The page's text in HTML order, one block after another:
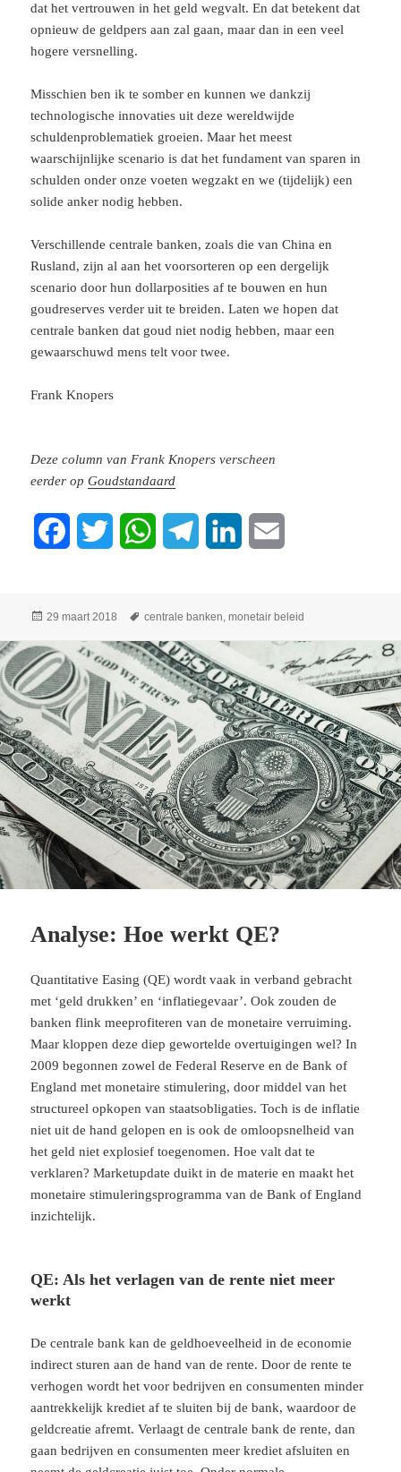
dat het vertrouwen in het geld wegvalt. En dat betekent dat
opnieuw de geldpers aan zal gaan, maar dan in een veel
hogere versnelling.
Misschien ben ik te somber en kunnen we dankzij
technologische innovaties uit deze wereldwijde
schuldenproblematiek groeien. Maar het meest
waarschijnlijke scenario is dat het fundament van sparen in
schulden onder onze voeten wegzakt en we (tijdelijk) een
solide anker nodig hebben.
Verschillende centrale banken, zoals die van China en
Rusland, zijn al aan het voorsorteren op een dergelijk
scenario door hun dollarposities af te bouwen en hun
goudreserves verder uit te breiden. Laten we hopen dat
centrale banken dat goud niet nodig hebben, maar een
gewaarschuwd mens telt voor twee.
Frank Knopers
Deze column van Frank Knopers verscheen
eerder opGoudstandaard
b
o
o
k
t
t
e
r
W
t
s
A
p
p
g
a
m
k
e
d
I
n
i
l
Geplaatst
29 maart 2018 Tags
centrale banken ,monetair beleid
Analyse: Hoe werkt QE?
Quantitative Easing (QE) wordt vaak in verband gebracht
met ‘geld drukken’ en ‘inflatiegevaar’. Ook zouden de
banken flink meeprofiteren van de monetaire verruiming.
Maar kloppen deze diep gewortelde overtuigingen wel? In
2009 begonnen zowel de Federal Reserve en de Bank of
England met monetaire stimulering, door middel van het
structureel opkopen van staatsobligaties. Toch is de inflatie
niet uit de hand gelopen en is ook de omloopsnelheid van
het geld niet explosief toegenomen. Hoe valt dat te
verklaren? Marketupdate duikt in de materie en maakt het
monetaire stimuleringsprogramma van de Bank of England
inzichtelijk.
QE: Als het verlagen van de rente niet meer
werkt
De centrale bank kan de geldhoeveelheid in de economie
indirect sturen aan de hand van de rente. Door de rente te
verhogen wordt het voor bedrijven en consumenten minder
aantrekkelijk krediet af te sluiten bij de bank, waardoor de
geldcreatie afremt. Verlaagt de centrale bank de rente, dan
gaan bedrijven en consumenten meer krediet afsluiten en